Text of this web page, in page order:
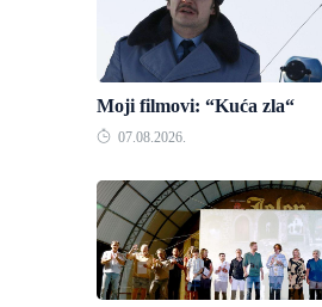
Moji filmovi: “Kuća zla“
07.08.2026.